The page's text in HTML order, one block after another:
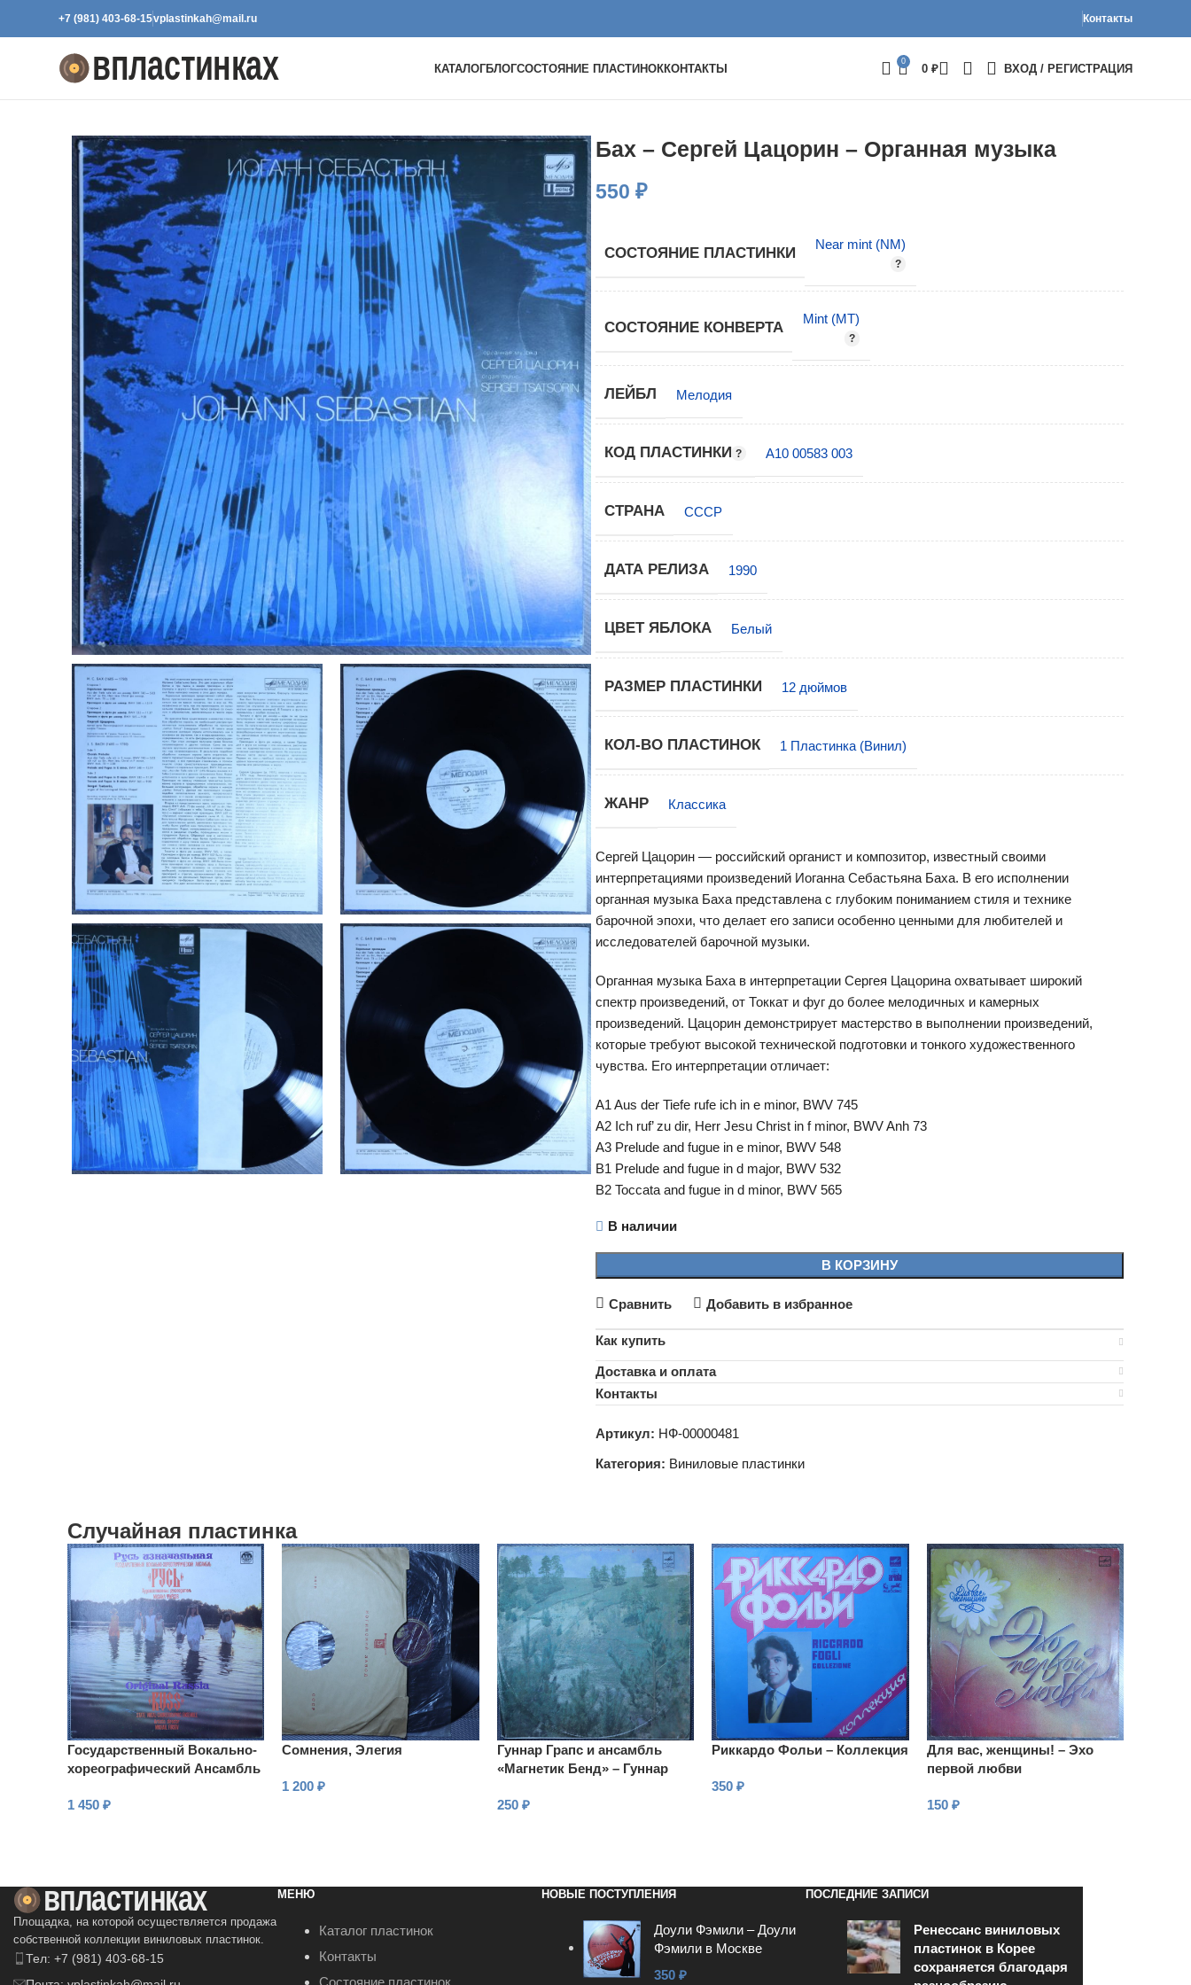
+7 (981) 403-68-15vplastinkah@mail.ru Контакты
КАТАЛОГБЛОГСОСТОЯНИЕ ПЛАСТИНОККОНТАКТЫ
0
0 ₽ ВХОД / РЕГИСТРАЦИЯ
Бах – Сергей Цацорин – Органная музыка
550 ₽
СОСТОЯНИЕ ПЛАСТИНКИ
Near mint (NM)
СОСТОЯНИЕ КОНВЕРТА
Mint (MT)
ЛЕЙБЛ Мелодия
КОД ПЛАСТИНКИ А10 00583 003
СТРАНА СССР
ДАТА РЕЛИЗА 1990
ЦВЕТ ЯБЛОКА Белый
РАЗМЕР ПЛАСТИНКИ 12 дюймов
КОЛ-ВО ПЛАСТИНОК 1 Пластинка (Винил)
ЖАНР Классика
Сергей Цацорин — российский органист и композитор, известный своими
интерпретациями произведений Иоганна Себастьяна Баха. В его исполнении
органная музыка Баха представлена с глубоким пониманием стиля и технике
барочной эпохи, что делает его записи особенно ценными для любителей и
исследователей барочной музыки.
Органная музыка Баха в интерпретации Сергея Цацорина охватывает широкий
спектр произведений, от Токкат и фуг до более мелодичных и камерных
произведений. Цацорин демонстрирует мастерство в выполнении произведений,
которые требуют высокой технической подготовки и тонкого художественного
чувства. Его интерпретации отличает:
A1 Aus der Tiefe rufe ich in e minor, BWV 745
A2 Ich ruf’ zu dir, Herr Jesu Christ in f minor, BWV Anh 73
A3 Prelude and fugue in e minor, BWV 548
B1 Prelude and fugue in d major, BWV 532
B2 Toccata and fugue in d minor, BWV 565
В наличии
В КОРЗИНУ
Сравнить Добавить в избранное
Как купить
Доставка и оплата
Контакты
Артикул: НФ-00000481
Категория: Виниловые пластинки
Случайная пластинка
Государственный Вокально-
хореографический Ансамбль
1 450 ₽
Сомнения, Элегия
1 200₽
Гуннар Грапс и ансамбль
«Магнетик Бенд» – Гуннар
Бенд»
250 ₽
Риккардо Фольи – Коллекция
350₽
Для вас, женщины! – Эхо
первой любви
150 ₽
Площадка, на которой осуществляется продажа
собственной коллекции виниловых пластинок.
Тел: +7 (981) 403-68-15
МЕНЮ
Каталог пластинок
Контакты
Состояние пластинок
НОВЫЕ ПОСТУПЛЕНИЯ
Доули Фэмили – Доули
Фэмили в Москве
350 ₽
ПОСЛЕДНИЕ ЗАПИСИ
Ренессанс виниловых
пластинок в Корее
сохраняется благодаря